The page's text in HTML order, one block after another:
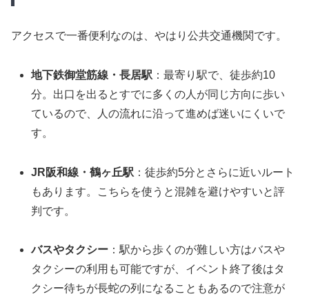
アクセスで一番便利なのは、やはり公共交通機関です。
地下鉄御堂筋線・長居駅 ：最寄り駅で、徒歩約10
分。出口を出るとすでに多くの人が同じ方向に歩い
ているので、人の流れに沿って進めば迷いにくいで
す。
JR阪和線・鶴ヶ丘駅 ：徒歩約5分とさらに近いルート
もあります。こちらを使うと混雑を避けやすいと評
判です。
バスやタクシー ：駅から歩くのが難しい方はバスや
タクシーの利用も可能ですが、イベント終了後はタ
クシー待ちが長蛇の列になることもあるので注意が